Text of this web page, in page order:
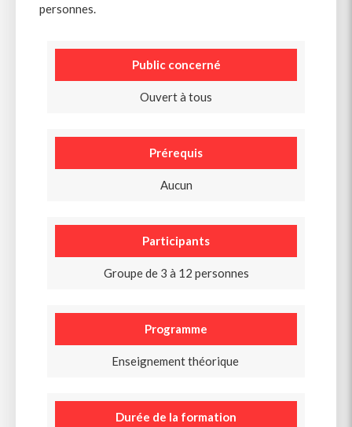
personnes.
Public concerné
Ouvert à tous
Prérequis
Aucun
Participants
Groupe de 3 à 12 personnes
Programme
Enseignement théorique
Durée de la formation